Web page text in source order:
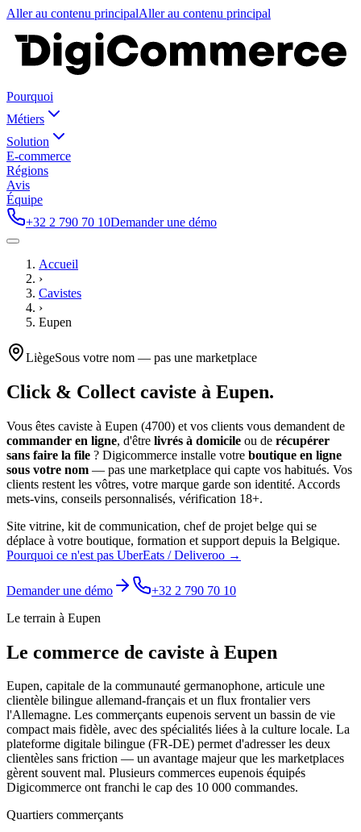
Aller au contenu principalAller au contenu principal
Pourquoi
Métiers
Solution
E-commerce
Régions
Avis
Équipe
+32 2 790 70 10Demander une démo
Accueil
›
Cavistes
›
Eupen
LiègeSous votre nom — pas une marketplace
Click & Collect caviste à Eupen.
Vous êtes caviste à Eupen (4700) et vos clients vous demandent de
commander en ligne, d'être livrés à domicile ou de récupérer
sans faire la file ? Digicommerce installe votre boutique en ligne
sous votre nom — pas une marketplace qui capte vos habitués. Vos
clients restent les vôtres, votre marque garde son identité. Accords
mets-vins, conseils personnalisés, vérification 18+.
Site vitrine, kit de communication, chef de projet belge qui se
déplace à votre boutique, formation et support depuis la Belgique.
Pourquoi ce n'est pas UberEats / Deliveroo →
Demander une démo
+32 2 790 70 10
Le terrain à Eupen
Le commerce de caviste à Eupen
Eupen, capitale de la communauté germanophone, articule une
clientèle bilingue allemand-français et un flux frontalier vers
l'Allemagne. Les commerçants eupenois servent un bassin de vie
compact mais fidèle, avec des spécialités liées à la culture locale. La
plateforme digitale bilingue (FR-DE) permet d'adresser les deux
clientèles sans friction — un avantage majeur que les marketplaces
gèrent souvent mal. Plusieurs commerces eupenois équipés
Digicommerce ont franchi le cap des 10 000 commandes.
Quartiers commerçants